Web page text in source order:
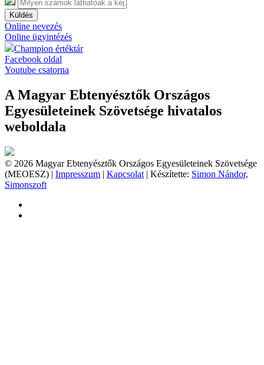
Küldés
Online nevezés
Online ügyintézés
Champion értéktár
Facebook oldal
Youtube csatorna
A Magyar Ebtenyésztők Országos
Egyesületeinek Szövetsége hivatalos
weboldala
© 2026 Magyar Ebtenyésztők Országos Egyesületeinek Szövetsége
(MEOESZ) | Impresszum | Kapcsolat | Készítette: Simon Nándor,
Simonszoft